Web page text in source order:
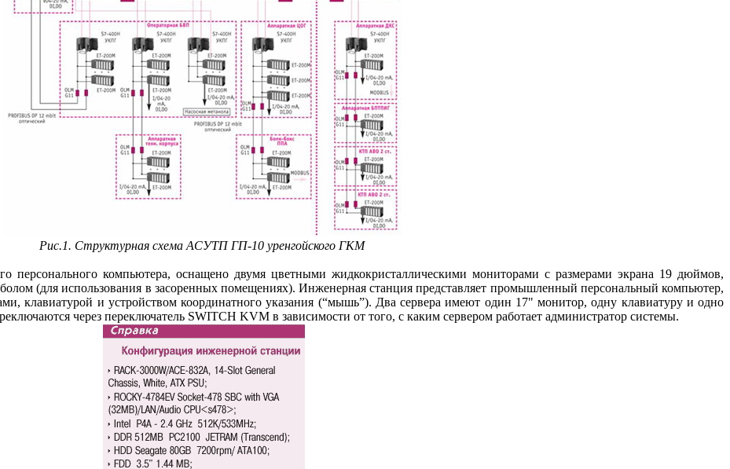
Рис.1. Структурная схема АСУТП ГП-10 уренгойского ГКМ
компьютера, оснащено двумя цветными жидкокристаллическими мониторами с размерами экрана 19 дюймов,
(для использования в засоренных помещениях). Инженерная станция представляет промышленный персональный компьютер,
клавиатурой и устройством координатного указания (“мышь”). Два сервера имеют один 17" монитор, одну клавиатуру и одно
через переключатель SWITCH KVM в зависимости от того, с каким сервером работает администратор системы.